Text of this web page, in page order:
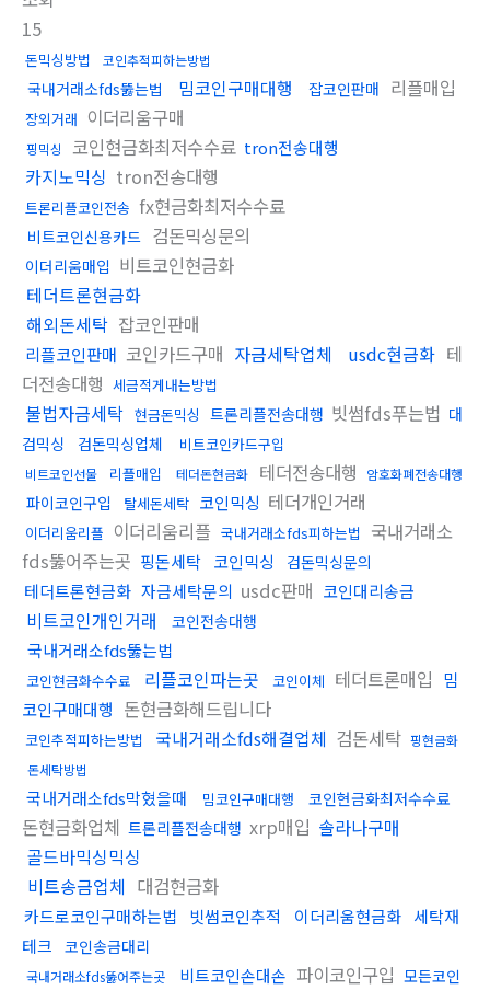
15
돈믹싱방법 코인추적피하는방법
국내거래소fds뚫는법 밈코인구매대행 잡코인판매 리플매입
장외거래 이더리움구매
핑믹싱 코인현금화최저수수료 tron전송대행
카지노믹싱 tron전송대행
트론리플코인전송 fx현금화최저수수료
비트코인신용카드 검돈믹싱문의
이더리움매입 비트코인현금화
테더트론현금화
해외돈세탁 잡코인판매
리플코인판매 코인카드구매 자금세탁업체 usdc현금화 테
더전송대행 세금적게내는방법
불법자금세탁 현금돈믹싱 트론리플전송대행 빗썸fds푸는법 대
검믹싱
검돈믹싱업체 비트코인카드구입
비트코인선물 리플매입 테더돈현금화 테더전송대행 암호화폐전송대행
파이코인구입 탈세돈세탁 코인믹싱 테더개인거래
이더리움리플 이더리움리플 국내거래소fds피하는법
국내거래소
fds뚫어주는곳 핑돈세탁 코인믹싱 검돈믹싱문의
테더트론현금화 자금세탁문의 usdc판매 코인대리송금
비트코인개인거래 코인전송대행
국내거래소fds뚫는법
코인현금화수수료 리플코인파는곳 코인이체 테더트론매입 밈
코인구매대행 돈현금화해드립니다
코인추적피하는방법 국내거래소fds해결업체 검돈세탁 핑현금화
돈세탁방법
국내거래소fds막혔을때 밈코인구매대행 코인현금화최저수수료
돈현금화업체 트론리플전송대행 xrp매입 솔라나구매
골드바믹싱믹싱
비트송금업체 대검현금화
카드로코인구매하는법 빗썸코인추적 이더리움현금화 세탁재
테크 코인송금대리
국내거래소fds뚫어주는곳 비트코인손대손 파이코인구입 모든코인